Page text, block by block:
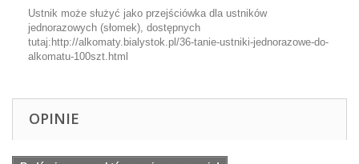
Ustnik może służyć jako przejściówka dla ustników
jednorazowych (słomek), dostępnych
tutaj:http://alkomaty.bialystok.pl/36-tanie-ustniki-jednorazowe-do-
alkomatu-100szt.html
OPINIE